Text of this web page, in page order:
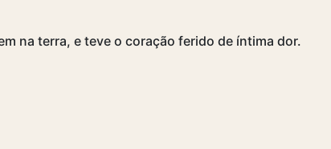
na terra, e teve o coração ferido de íntima dor.